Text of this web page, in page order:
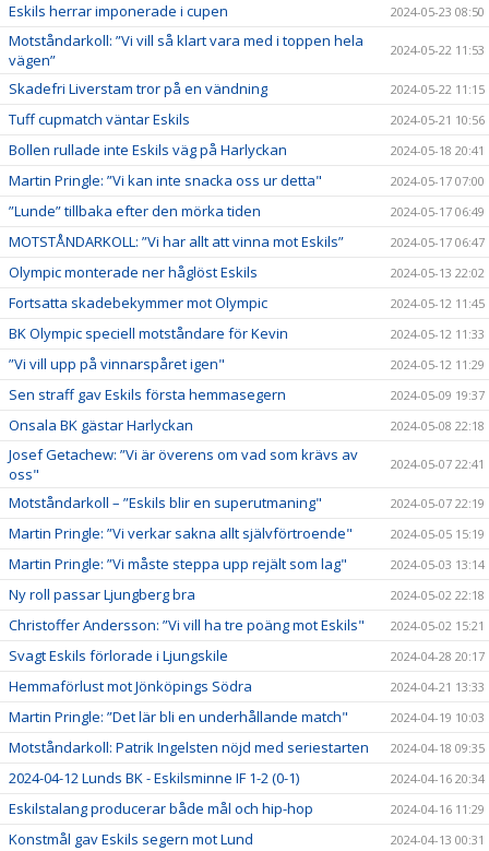
Eskils herrar imponerade i cupen 2024-05-23 08:50
Motståndarkoll: ”Vi vill så klart vara med i toppen hela
vägen”
2024-05-22 11:53
Skadefri Liverstam tror på en vändning 2024-05-22 11:15
Tuff cupmatch väntar Eskils 2024-05-21 10:56
Bollen rullade inte Eskils väg på Harlyckan 2024-05-18 20:41
Martin Pringle: ”Vi kan inte snacka oss ur detta" 2024-05-17 07:00
”Lunde” tillbaka efter den mörka tiden 2024-05-17 06:49
MOTSTÅNDARKOLL: ”Vi har allt att vinna mot Eskils” 2024-05-17 06:47
Olympic monterade ner håglöst Eskils 2024-05-13 22:02
Fortsatta skadebekymmer mot Olympic 2024-05-12 11:45
BK Olympic speciell motståndare för Kevin 2024-05-12 11:33
”Vi vill upp på vinnarspåret igen" 2024-05-12 11:29
Sen straff gav Eskils första hemmasegern 2024-05-09 19:37
Onsala BK gästar Harlyckan 2024-05-08 22:18
Josef Getachew: ”Vi är överens om vad som krävs av
oss"
2024-05-07 22:41
Motståndarkoll – ”Eskils blir en superutmaning" 2024-05-07 22:19
Martin Pringle: ”Vi verkar sakna allt självförtroende" 2024-05-05 15:19
Martin Pringle: ”Vi måste steppa upp rejält som lag" 2024-05-03 13:14
Ny roll passar Ljungberg bra 2024-05-02 22:18
Christoffer Andersson: ”Vi vill ha tre poäng mot Eskils" 2024-05-02 15:21
Svagt Eskils förlorade i Ljungskile 2024-04-28 20:17
Hemmaförlust mot Jönköpings Södra 2024-04-21 13:33
Martin Pringle: ”Det lär bli en underhållande match" 2024-04-19 10:03
Motståndarkoll: Patrik Ingelsten nöjd med seriestarten 2024-04-18 09:35
2024-04-12 Lunds BK - Eskilsminne IF 1-2 (0-1) 2024-04-16 20:34
Eskilstalang producerar både mål och hip-hop 2024-04-16 11:29
Konstmål gav Eskils segern mot Lund 2024-04-13 00:31